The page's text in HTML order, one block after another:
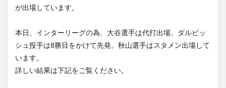
the 10th two-run homerun
taylor-swift
taylorswift Tennis
The 1975
Sun
The Clone Wars
が出場しています。
本日、インターリーグの為、大谷選手は代打出場。ダルビッ
シュ投手は8勝目をかけて先発。秋山選手はスタメン出場して
います。
詳しい結果は下記をご覧ください。